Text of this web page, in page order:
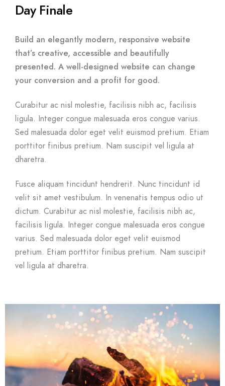
Day Finale
Build an elegantly modern, responsive website
that’s creative, accessible and beautifully
presented. A well-designed website can change
your conversion and a profit for good.
Curabitur ac nisl molestie, facilisis nibh ac, facilisis
ligula. Integer congue malesuada eros congue varius.
Sed malesuada dolor eget velit euismod pretium. Etiam
porttitor finibus pretium. Nam suscipit vel ligula at
dharetra.
Fusce aliquam tincidunt hendrerit. Nunc tincidunt id
velit sit amet vestibulum. In venenatis tempus odio ut
dictum. Curabitur ac nisl molestie, facilisis nibh ac,
facilisis ligula. Integer congue malesuada eros congue
varius. Sed malesuada dolor eget velit euismod
pretium. Etiam porttitor finibus pretium. Nam suscipit
vel ligula at dharetra.